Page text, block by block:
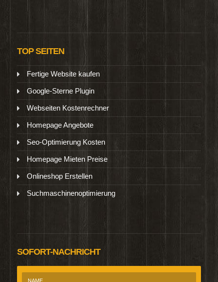
TOP SEITEN
Fertige Website kaufen
Google-Sterne Plugin
Webseiten Kostenrechner
Homepage Angebote
Seo-Optimierung Kosten
Homepage Mieten Preise
Onlineshop Erstellen
Suchmaschinenoptimierung
SOFORT-NACHRICHT